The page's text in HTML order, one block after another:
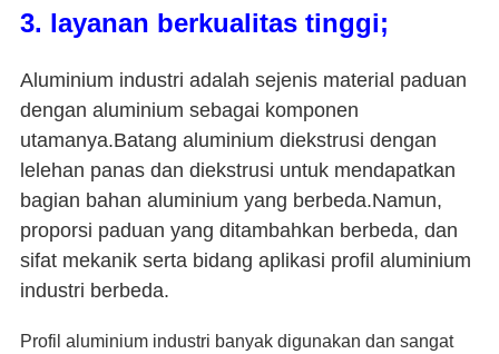
3. layanan berkualitas tinggi;
Aluminium industri adalah sejenis material paduan
dengan aluminium sebagai komponen
utamanya.Batang aluminium diekstrusi dengan
lelehan panas dan diekstrusi untuk mendapatkan
bagian bahan aluminium yang berbeda.Namun,
proporsi paduan yang ditambahkan berbeda, dan
sifat mekanik serta bidang aplikasi profil aluminium
industri berbeda.
Profil aluminium industri banyak digunakan dan sangat